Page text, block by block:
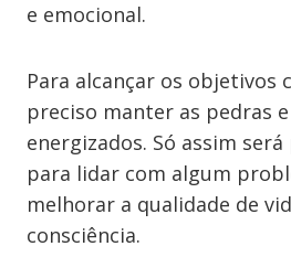
e emocional.
Para alcançar os objetivos
preciso manter as pedras
energizados. Só assim
para lidar com algum
melhorar a qualidade de
consciência.